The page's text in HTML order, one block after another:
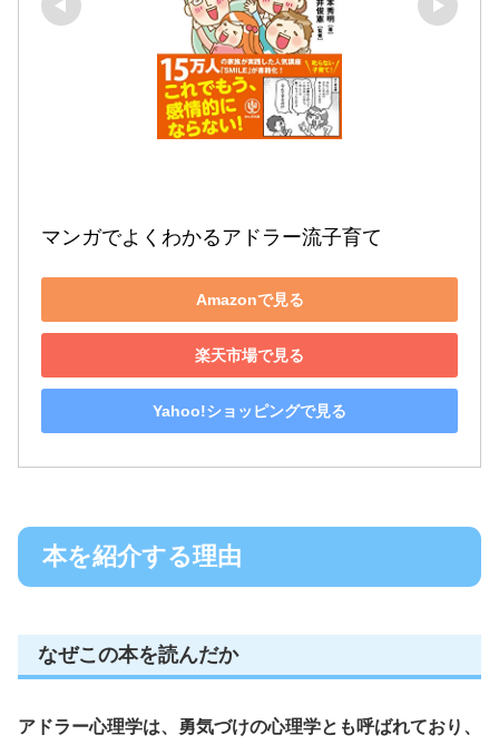
マンガでよくわかるアドラー流子育て
Amazonで見る
楽天市場で見る
Yahoo!ショッピングで見る
本を紹介する理由
なぜこの本を読んだか
アドラー心理学は、勇気づけの心理学とも呼ばれており、